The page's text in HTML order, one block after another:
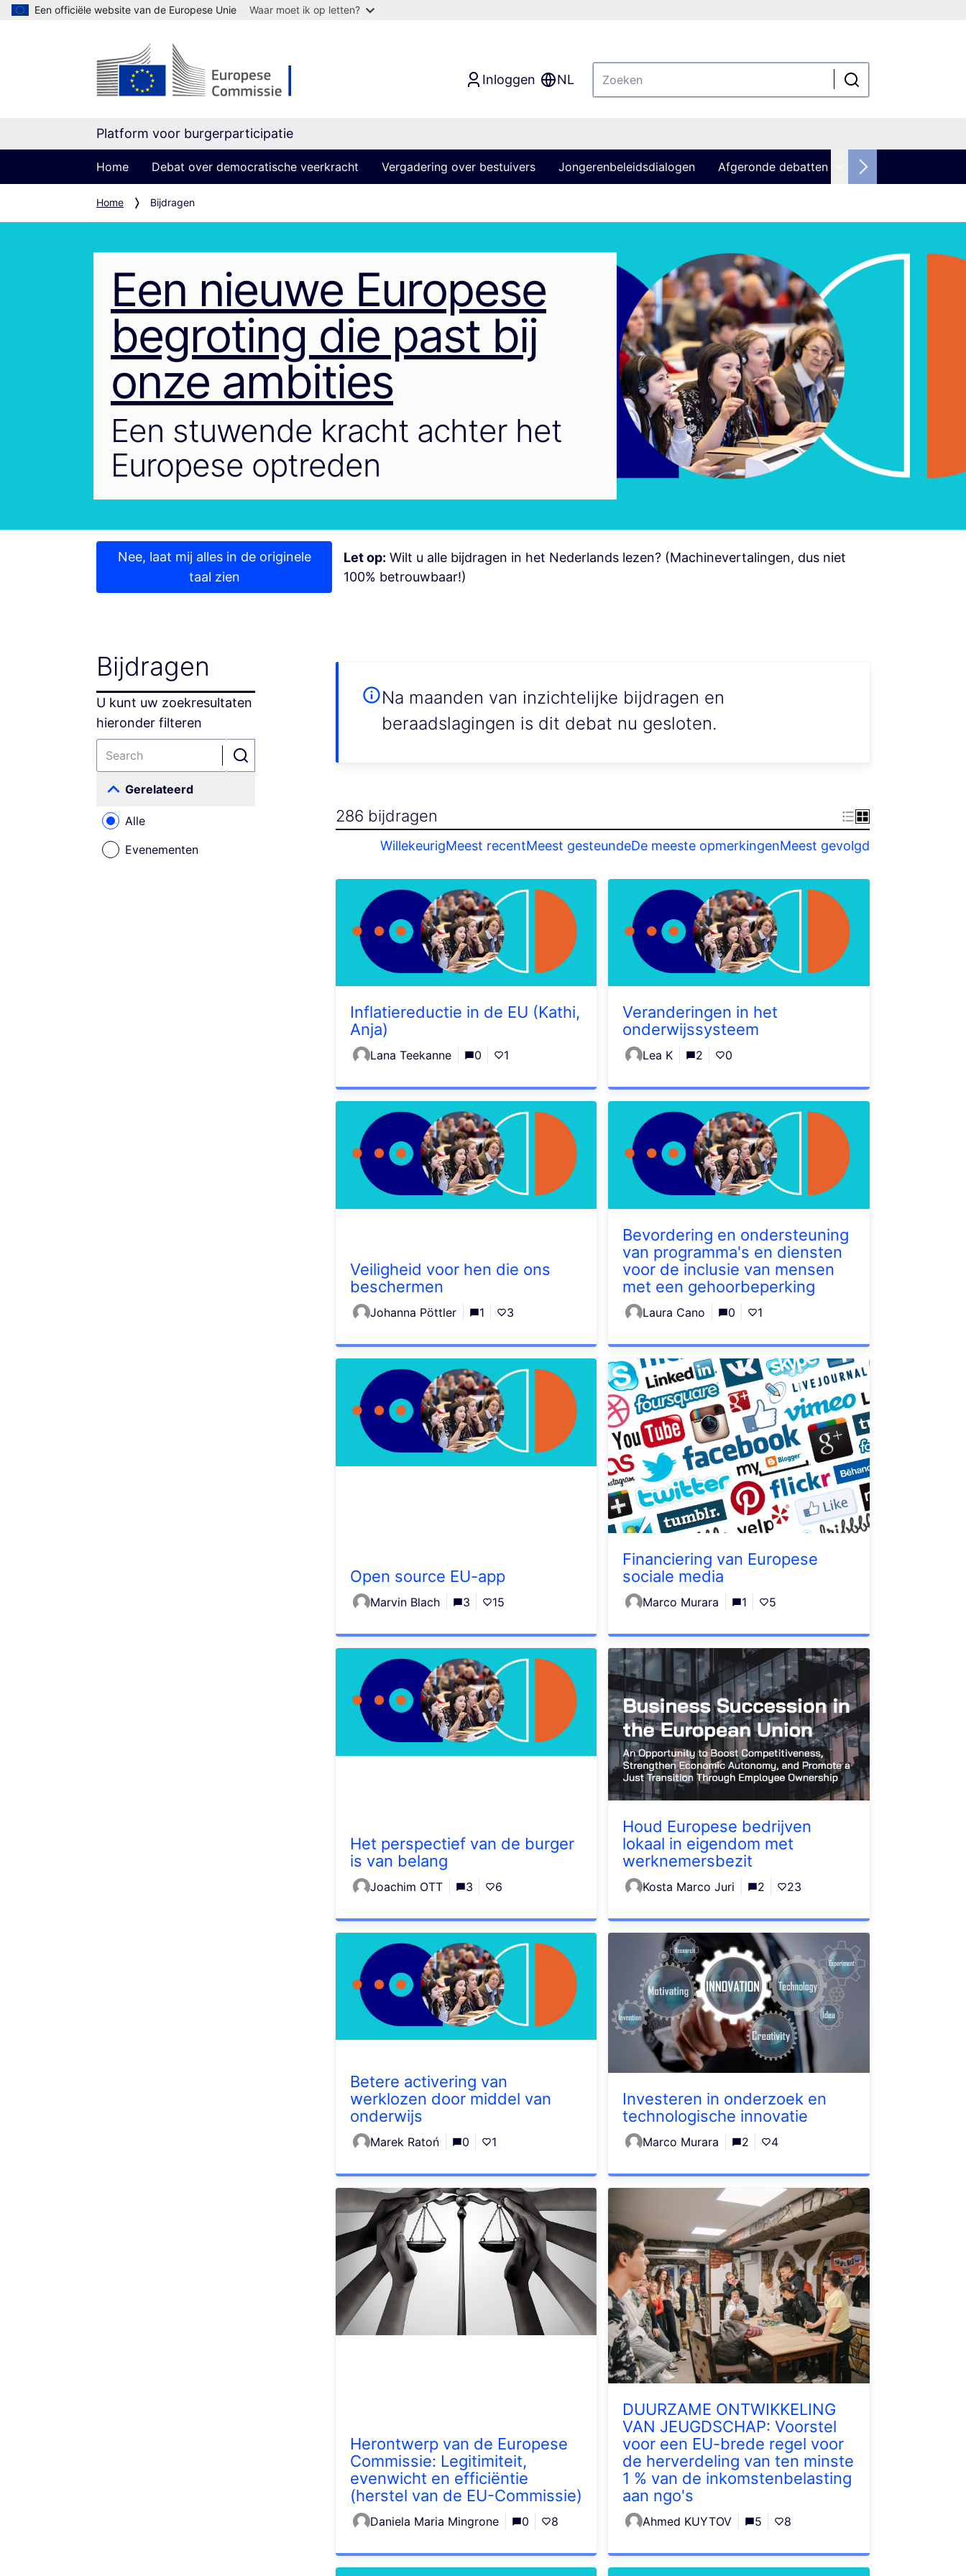
Een officiële website van de Europese Unie Waar moet ik op letten?
Inloggen NL
Platform voor burgerparticipatie
Home Debat over democratische veerkracht Vergadering over bestuivers Jongerenbeleidsdialogen Afgeronde debatten
Home Bijdragen
Een nieuwe Europese
begroting die past bij
onze ambities
Een stuwende kracht achter het
Europese optreden
Nee, laat mij alles in de originele
taal zien
Let op: Wilt u alle bijdragen in het Nederlands lezen? (Machinevertalingen, dus niet
100% betrouwbaar!)
Bijdragen
U kunt uw zoekresultaten
hieronder filteren
Gerelateerd
Alle
Evenementen
Na maanden van inzichtelijke bijdragen en
beraadslagingen is dit debat nu gesloten.
286 bijdragen
WillekeurigMeest recentMeest gesteundeDe meeste opmerkingenMeest gevolgd
Inflatiereductie in de EU (Kathi,
Anja)
Lana Teekanne 0 1
Veranderingen in het
onderwijssysteem
Lea K 2 0
Veiligheid voor hen die ons
beschermen
Johanna Pöttler 1 3
Bevordering en ondersteuning
van programma's en diensten
voor de inclusie van mensen
met een gehoorbeperking
Laura Cano 0 1
Open source EU-app
Marvin Blach 3 15
Financiering van Europese
sociale media
Marco Murara 1 5
Het perspectief van de burger
is van belang
Joachim OTT 3 6
Houd Europese bedrijven
lokaal in eigendom met
werknemersbezit
Kosta Marco Juri 2 23
Betere activering van
werklozen door middel van
onderwijs
Marek Ratoń 0 1
Investeren in onderzoek en
technologische innovatie
Marco Murara 2 4
Herontwerp van de Europese
Commissie: Legitimiteit,
evenwicht en efficiëntie
(herstel van de EU-Commissie)
Daniela Maria Mingrone 0 8
DUURZAME ONTWIKKELING
VAN JEUGDSCHAP: Voorstel
voor een EU-brede regel voor
de herverdeling van ten minste
1 % van de inkomstenbelasting
aan ngo's
Ahmed KUYTOV 5 8